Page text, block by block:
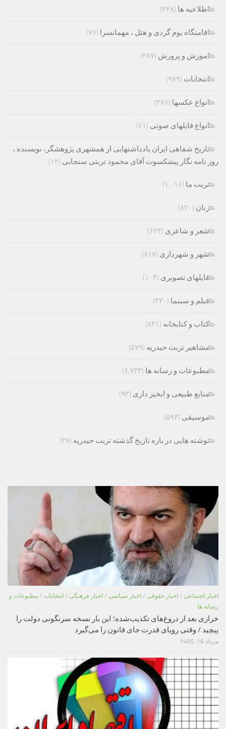
اطلاعیه ها (۳۴۸)
اقامتگاه بوم گردی و هتل ، مهمانسرا (۷۶)
اموزش و پرورش (۲۸۷)
انتخابات (۹۷۹)
انواع عکسها (۳۸۶)
انواع فایلهای صوتی (۶۱)
تاریخ شفاهی ایران یادداشتهایی از همشهری پژوهشگر، نویسنده ،
روز نامه نگار پیشکسوت آقای محمود تربتی سنجابی (۱۲)
تربت ما (۱,۰۱۶)
زنان (۸۲۰)
شعر و شاعری (۶۲۳)
شهر و شهرداری (۸۱۷)
فایلهای تصویری (۱۰۴)
فیلم و سینما (۳۳۰)
کتاب و کتابخانه (۸۳۱)
مشاهیر تربت حیدریه (۵۷۹)
مطبوعات و رسانه ها (۶,۷۳۳)
منابع طبیعی و ابخیز داری (۹۲)
موسیقی (۵۹۳)
نوشته هایی در باره تاریخ گذشته تربت حیدریه (۳۸)
اخبار اجتماعی / اخبار حقوقی / اخبار سیاسی / اخبار فرهنگی / انتخابات / مطبوعات و
رسانه ها
خرازی بعد از دروغ‌های تکذیب‌شده؛ این بار نسخه سرنگونی دولت را
پیچید / وقتی رویای قدرت جای قانون را می‌گیرد
مرداد 16, 1405